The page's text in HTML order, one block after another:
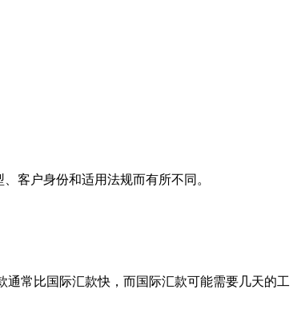
客户身份和适用法规而有所不同。
通常比国际汇款快，而国际汇款可能需要几天的工